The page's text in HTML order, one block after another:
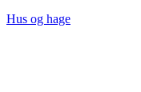
Hus og hage